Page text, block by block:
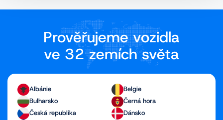
Prověřujeme vozidla
ve 32 zemích světa
Albánie
Belgie
Bulharsko
Černá hora
Česká republika
Dánsko